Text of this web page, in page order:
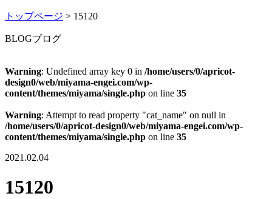
トップページ > 15120
BLOGブログ
Warning: Undefined array key 0 in /home/users/0/apricot-
design0/web/miyama-engei.com/wp-
content/themes/miyama/single.php on line 35
Warning: Attempt to read property "cat_name" on null in
/home/users/0/apricot-design0/web/miyama-engei.com/wp-
content/themes/miyama/single.php on line 35
2021.02.04
15120